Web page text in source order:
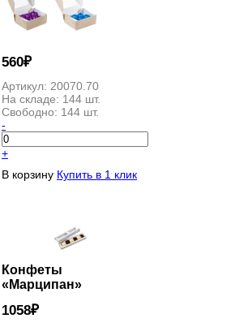
560₽
Артикул: 20070.70
На складе: 144 шт.
Свободно: 144 шт.
-
+
В корзину Купить в 1 клик
Конфеты
«Марципан»
1058₽